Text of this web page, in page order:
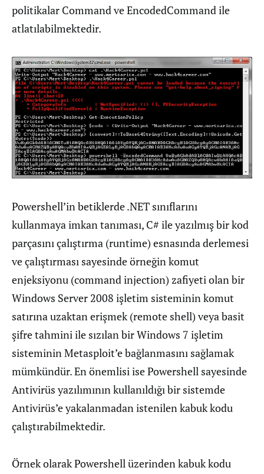
politikalar Command ve EncodedCommand ile
atlatılabilmektedir.
Powershell’in betiklerde .NET sınıflarını
kullanmaya imkan tanıması, C# ile yazılmış bir kod
parçasını çalıştırma (runtime) esnasında derlemesi
ve çalıştırması sayesinde örneğin komut
enjeksiyonu (command injection) zafiyeti olan bir
Windows Server 2008 işletim sisteminin komut
satırına uzaktan erişmek (remote shell) veya basit
şifre tahmini ile sızılan bir Windows 7 işletim
sisteminin Metasploit’e bağlanmasını sağlamak
mümkündür. En önemlisi ise Powershell sayesinde
Antivirüs yazılımının kullanıldığı bir sistemde
Antivirüs’e yakalanmadan istenilen kabuk kodu
çalıştırabilmektedir.
Örnek olarak Powershell üzerinden kabuk kodu